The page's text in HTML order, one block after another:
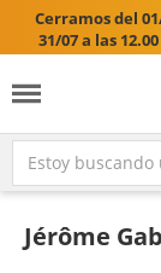
Cerramos del
31/07 a las
Jérôme